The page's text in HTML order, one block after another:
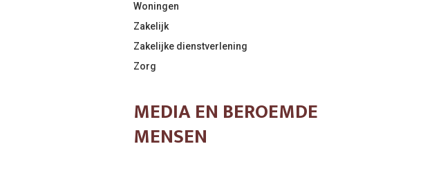
Woningen
Zakelijk
Zakelijke dienstverlening
Zorg
MEDIA EN BEROEMDE
MENSEN